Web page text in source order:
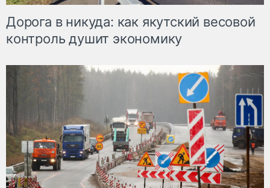
Дорога в никуда: как якутский весовой
контроль душит экономику